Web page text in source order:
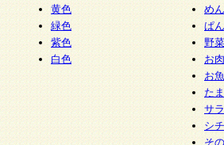
黄色
緑色
紫色
白色
めん
ぱん
野
お
お
た
サ
シ
そ